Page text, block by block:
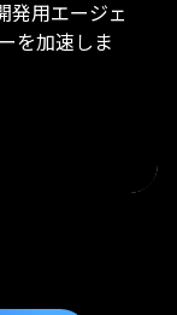
発用エージェ
を加速しま
ンロード